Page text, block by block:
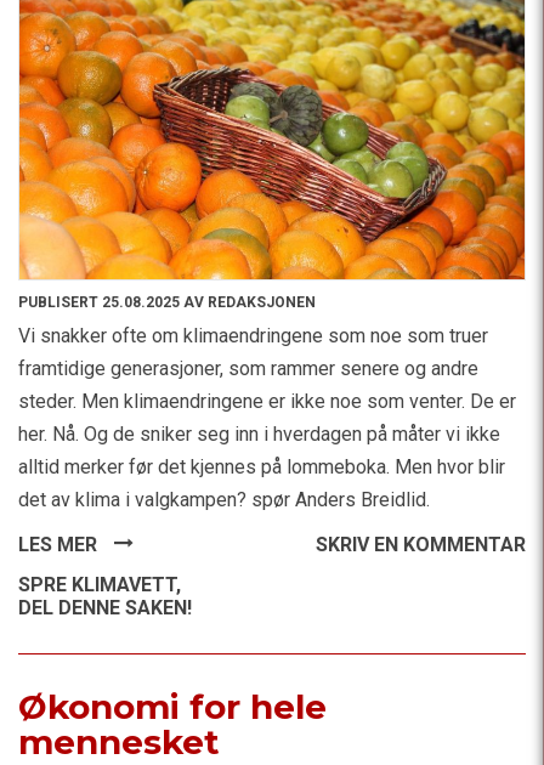
PUBLISERT 25.08.2025 AV REDAKSJONEN
Vi snakker ofte om klimaendringene som noe som truer
framtidige generasjoner, som rammer senere og andre
steder. Men klimaendringene er ikke noe som venter. De er
her. Nå. Og de sniker seg inn i hverdagen på måter vi ikke
alltid merker før det kjennes på lommeboka. Men hvor blir
det av klima i valgkampen? spør Anders Breidlid.
LES MER
SKRIV EN KOMMENTAR
SPRE KLIMAVETT,
DEL DENNE SAKEN!
Økonomi for hele
mennesket